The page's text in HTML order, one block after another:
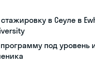
в Сеуле в
под уровень